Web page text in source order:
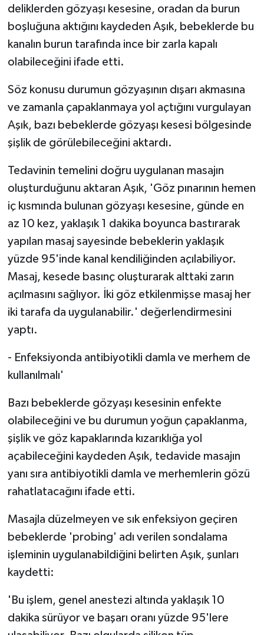
deliklerden gözyaşı kesesine, oradan da burun
boşluğuna aktığını kaydeden Aşık, bebeklerde bu
kanalın burun tarafında ince bir zarla kapalı
olabileceğini ifade etti.
Söz konusu durumun gözyaşının dışarı akmasına
ve zamanla çapaklanmaya yol açtığını vurgulayan
Aşık, bazı bebeklerde gözyaşı kesesi bölgesinde
şişlik de görülebileceğini aktardı.
Tedavinin temelini doğru uygulanan masajın
oluşturduğunu aktaran Aşık, 'Göz pınarının hemen
iç kısmında bulunan gözyaşı kesesine, günde en
az 10 kez, yaklaşık 1 dakika boyunca bastırarak
yapılan masaj sayesinde bebeklerin yaklaşık
yüzde 95'inde kanal kendiliğinden açılabiliyor.
Masaj, kesede basınç oluşturarak alttaki zarın
açılmasını sağlıyor. İki göz etkilenmişse masaj her
iki tarafa da uygulanabilir.' değerlendirmesini
yaptı.
- Enfeksiyonda antibiyotikli damla ve merhem de
kullanılmalı'
Bazı bebeklerde gözyaşı kesesinin enfekte
olabileceğini ve bu durumun yoğun çapaklanma,
şişlik ve göz kapaklarında kızarıklığa yol
açabileceğini kaydeden Aşık, tedavide masajın
yanı sıra antibiyotikli damla ve merhemlerin gözü
rahatlatacağını ifade etti.
Masajla düzelmeyen ve sık enfeksiyon geçiren
bebeklerde 'probing' adı verilen sondalama
işleminin uygulanabildiğini belirten Aşık, şunları
kaydetti:
'Bu işlem, genel anestezi altında yaklaşık 10
dakika sürüyor ve başarı oranı yüzde 95'lere